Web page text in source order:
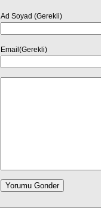
Ad Soyad (Gerekli)
Email(Gerekli)